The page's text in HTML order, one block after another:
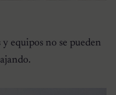
equipos no se pueden